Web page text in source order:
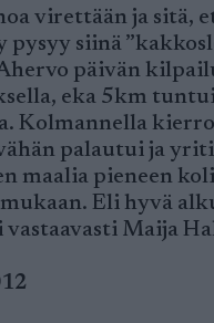
virettään ja sitä,
siinä
päivän
eka 5km
Kolmannella
palautui ja
maalia pieneen
Eli hyvä
Maija